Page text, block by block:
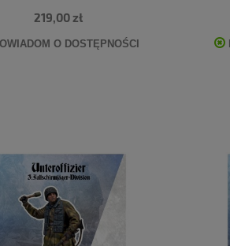
219,00 zł
O DOSTĘPNOŚCI